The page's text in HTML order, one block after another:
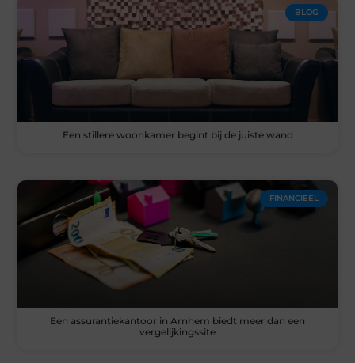
BLOG
Een stillere woonkamer begint bij de juiste wand
FINANCIEEL
Een assurantiekantoor in Arnhem biedt meer dan een
vergelijkingssite